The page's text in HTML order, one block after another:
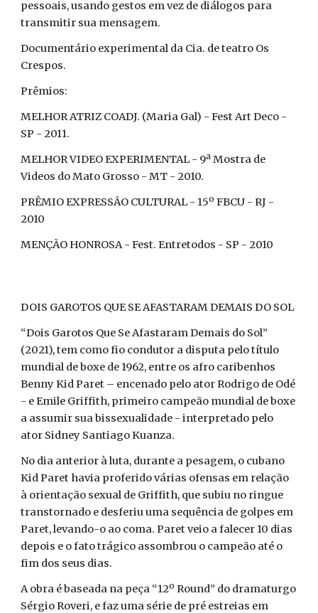
pessoais, usando gestos em vez de diálogos para
transmitir sua mensagem.
Documentário experimental da Cia. de teatro Os
Crespos.
Prêmios:
MELHOR ATRIZ COADJ. (Maria Gal) - Fest Art Deco -
SP - 2011.
MELHOR VIDEO EXPERIMENTAL - 9ª Mostra de
Videos do Mato Grosso - MT - 2010.
PRÊMIO EXPRESSÃO CULTURAL - 15º FBCU - RJ -
2010
MENÇÃO HONROSA - Fest. Entretodos - SP - 2010
DOIS GAROTOS QUE SE AFASTARAM DEMAIS DO SOL
“Dois Garotos Que Se Afastaram Demais do Sol”
(2021), tem como fio condutor a disputa pelo título
mundial de boxe de 1962, entre os afro caribenhos
Benny Kid Paret – encenado pelo ator Rodrigo de Odé
- e Emile Griffith, primeiro campeão mundial de boxe
a assumir sua bissexualidade - interpretado pelo
ator Sidney Santiago Kuanza.
No dia anterior à luta, durante a pesagem, o cubano
Kid Paret havia proferido várias ofensas em relação
à orientação sexual de Griffith, que subiu no ringue
transtornado e desferiu uma sequência de golpes em
Paret, levando-o ao coma. Paret veio a falecer 10 dias
depois e o fato trágico assombrou o campeão até o
fim dos seus dias.
A obra é baseada na peça “12º Round” do dramaturgo
Sérgio Roveri, e faz uma série de pré estreias em